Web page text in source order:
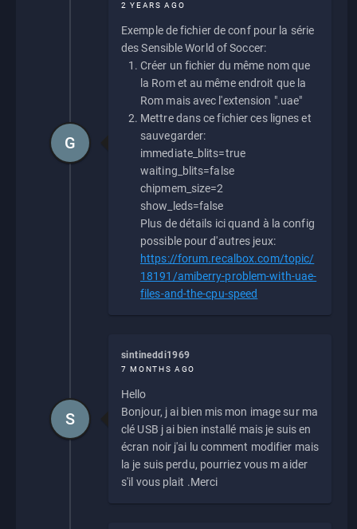
2 YEARS AGO
Exemple de fichier de conf pour la série
des Sensible World of Soccer:
Créer un fichier du même nom que
la Rom et au même endroit que la
Rom mais avec l'extension ".uae"
Mettre dans ce fichier ces lignes et
sauvegarder:
immediate_blits=true
waiting_blits=false
chipmem_size=2
show_leds=false
Plus de détails ici quand à la config
possible pour d'autres jeux:
https://forum.recalbox.com/topic/
18191/amiberry-problem-with-uae-
files-and-the-cpu-speed
G
sintineddi1969
7 MONTHS AGO
Hello
Bonjour, j ai bien mis mon image sur ma
clé USB j ai bien installé mais je suis en
écran noir j'ai lu comment modifier mais
la je suis perdu, pourriez vous m aider
s'il vous plait .Merci
S